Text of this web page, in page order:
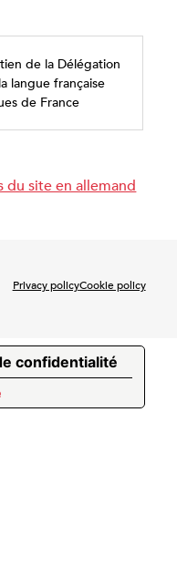
de la Délégation
langue française
de France
du site en allemand
Privacy policyCookie policy
confidentialité